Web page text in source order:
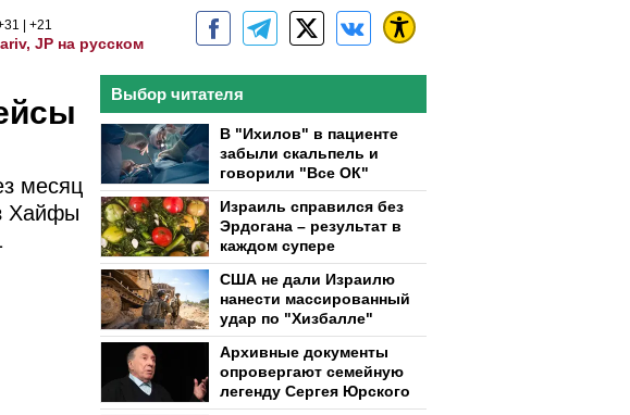
+21
JP на русском
месяц
Хайфы
Выбор читателя
В "Ихилов" в пациенте
забыли скальпель и
говорили "Все ОК"
Израиль справился без
Эрдогана – результат в
каждом супере
США не дали Израилю
нанести массированный
удар по "Хизбалле"
Архивные документы
опровергают семейную
легенду Сергея Юрского